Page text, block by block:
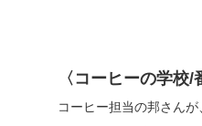
〈コーヒーの学校/
コーヒー担当の邦さん